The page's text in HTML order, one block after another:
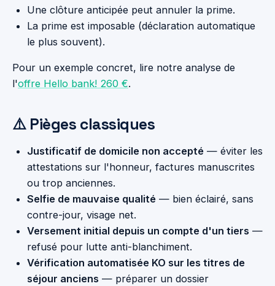
Une clôture anticipée peut annuler la prime.
La prime est imposable (déclaration automatique
le plus souvent).
Pour un exemple concret, lire notre analyse de
l'offre Hello bank! 260 €.
⚠️ Pièges classiques
Justificatif de domicile non accepté — éviter les
attestations sur l'honneur, factures manuscrites
ou trop anciennes.
Selfie de mauvaise qualité — bien éclairé, sans
contre-jour, visage net.
Versement initial depuis un compte d'un tiers —
refusé pour lutte anti-blanchiment.
Vérification automatisée KO sur les titres de
séjour anciens — préparer un dossier